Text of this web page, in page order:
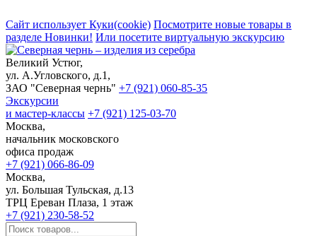
Сайт использует Куки(cookie) Посмотрите новые товары в
разделе Новинки! Или посетите виртуальную экскурсию
Великий Устюг,
ул. А.Угловского, д.1,
ЗАО "Северная чернь" +7 (921) 060-85-35
Экскурсии
и мастер-классы +7 (921) 125-03-70
Москва,
начальник московского
офиса продаж
+7 (921) 066-86-09
Москва,
ул. Большая Тульская, д.13
ТРЦ Ереван Плаза, 1 этаж
+7 (921) 230-58-52